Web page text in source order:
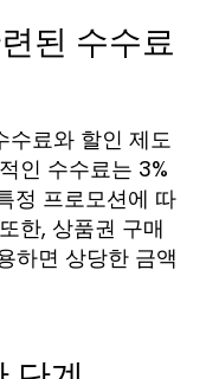
된 수수료
수료와 할인 제도
인 수수료는 3%
정 프로모션에 따
한, 상품권 구매
하면 상당한 금액